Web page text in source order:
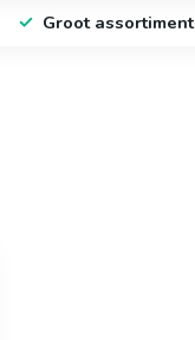
Groot assortiment